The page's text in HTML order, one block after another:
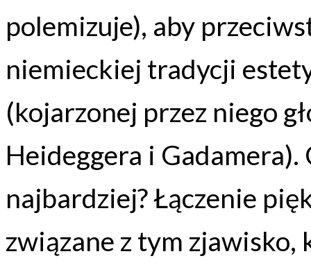
polemizuje), aby
niemieckiej tradycji
(kojarzonej przez niego
Heideggera i
najbardziej? Łączenie
związane z tym